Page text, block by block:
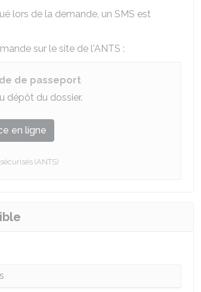
lors de la demande, un SMS est
sur le site de l'ANTS :
de passeport
dépôt du dossier.
en ligne
(ANTS)